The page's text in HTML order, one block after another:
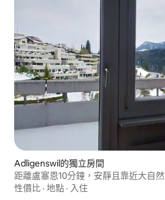
Adligenswil的獨立房間
距離盧塞恩10分鐘，安靜且靠近大自然
性價比 · 地點 · 入住